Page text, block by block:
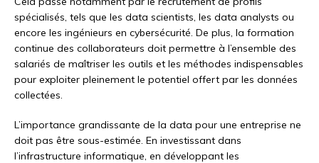
spécialisés, tels que les data scientists, les data analysts ou
encore les ingénieurs en cybersécurité. De plus, la formation
continue des collaborateurs doit permettre à l’ensemble des
salariés de maîtriser les outils et les méthodes indispensables
pour exploiter pleinement le potentiel offert par les données
collectées.
L’importance grandissante de la data pour une entreprise ne
doit pas être sous-estimée. En investissant dans
l’infrastructure informatique, en développant les